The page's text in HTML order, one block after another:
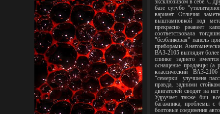
эксклюзивом в себе. С
базе сугубо
вариант. Отличия
выштамповкой под
прекрасно ржавеет
соответствовала
"безбликовая" панель
приборами.
ВАЗ-2105 выглядят
спинке заднего
оснащение продавцы (а
классический ВАЗ-
"семерки" улучшена
правда, задними
двигателей сводят на
Удручает также бич
багажника, проблемы с
болтовые соединения